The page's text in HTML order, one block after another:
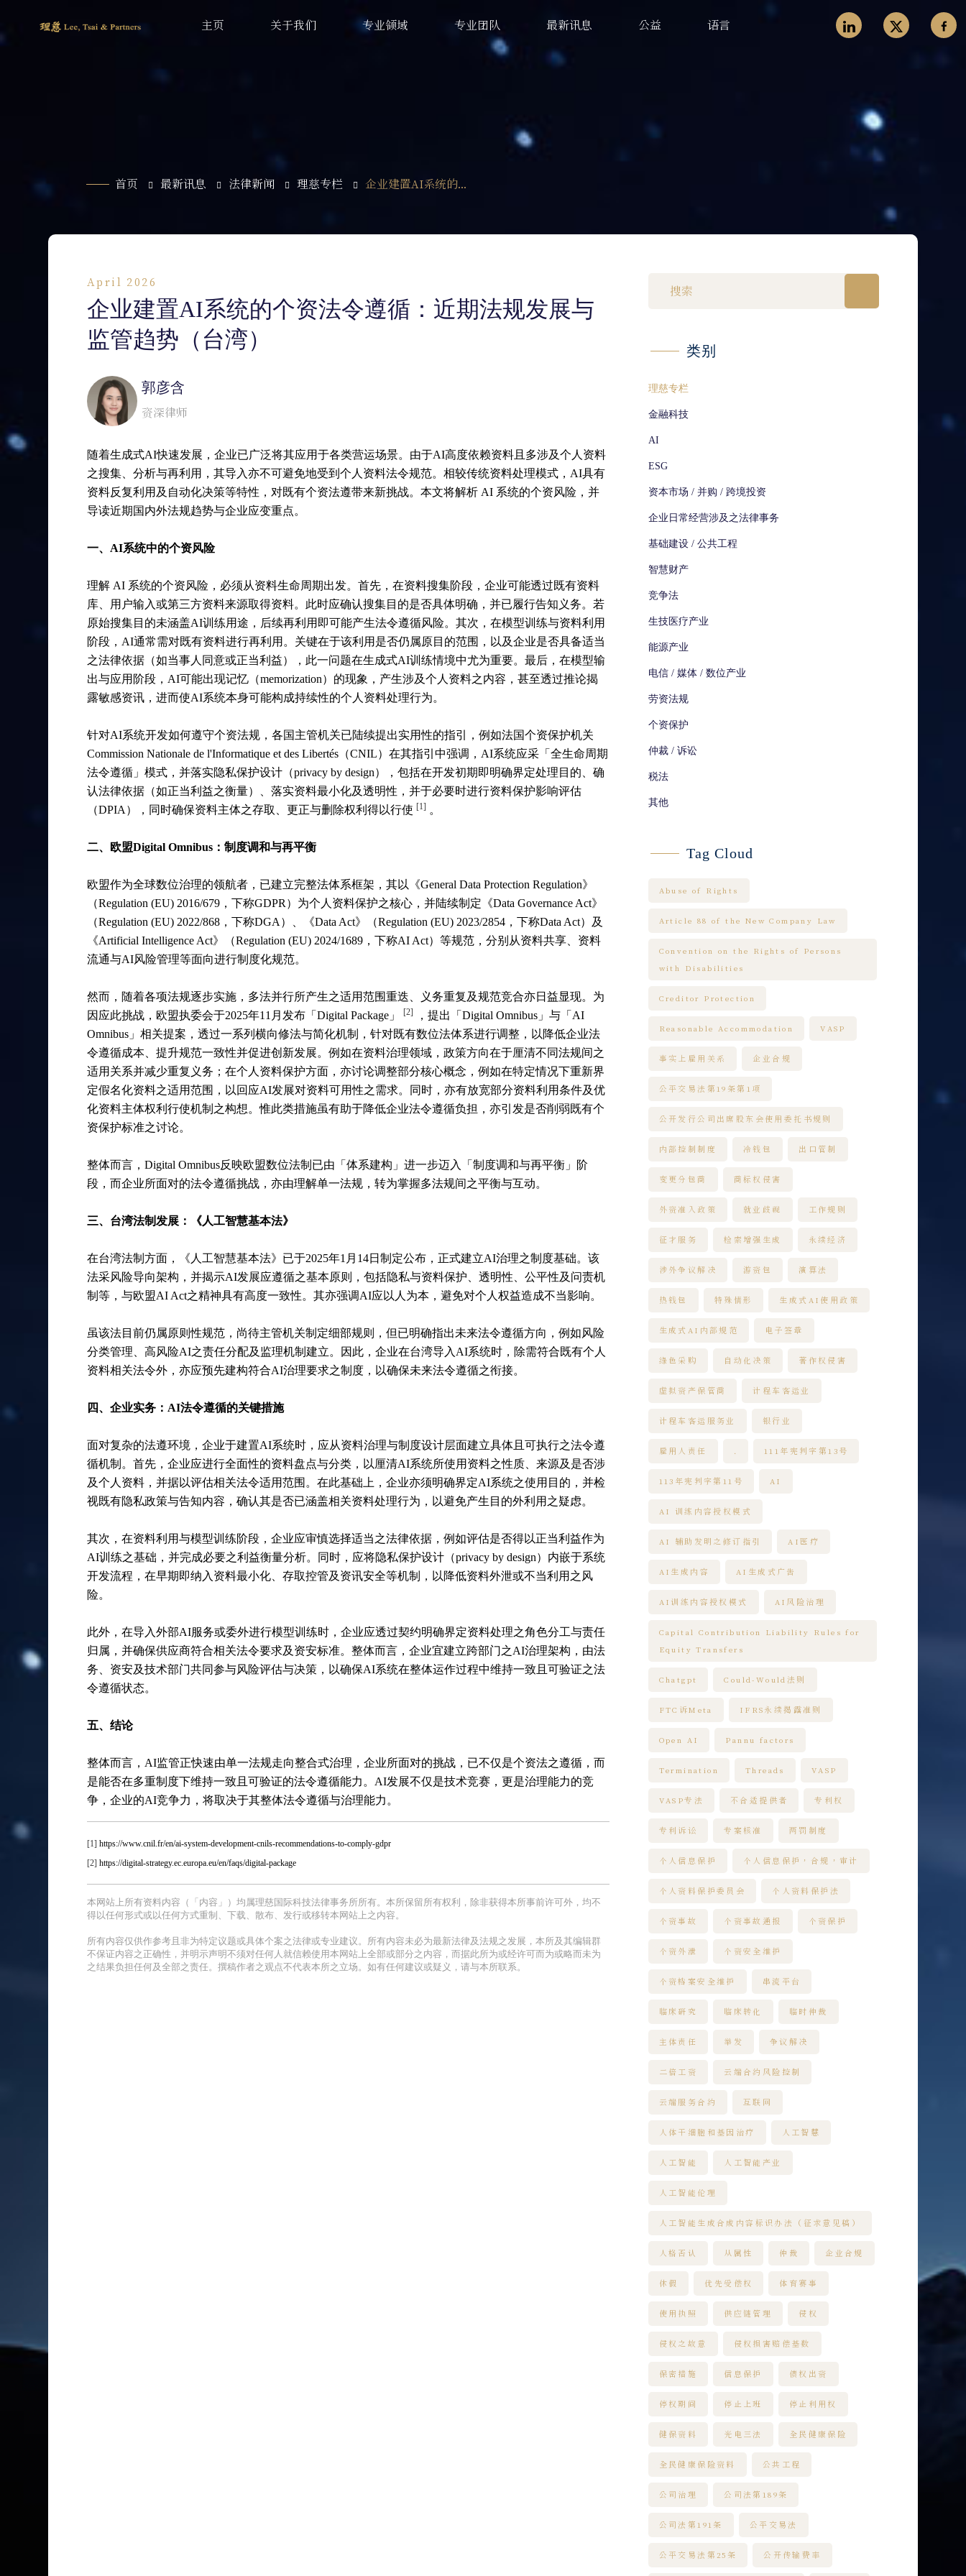
主页 关于我们 专业领域 专业团队 最新讯息 公益 语言
首页 最新讯息 法律新闻 理慈专栏 企业建置AI系统的...
April 2026
企业建置AI系统的个资法令遵循：近期法规发展与
监管趋势（台湾）
郭彦含
资深律师
随着生成式AI快速发展，企业已广泛将其应用于各类营运场景。由于AI高度依赖资料且多涉及个人资料
之搜集、分析与再利用，其导入亦不可避免地受到个人资料法令规范。相较传统资料处理模式，AI具有
资料反复利用及自动化决策等特性，对既有个资法遵带来新挑战。本文将解析 AI 系统的个资风险，并
导读近期国内外法规趋势与企业应变重点。
一、AI系统中的个资风险
理解 AI 系统的个资风险，必须从资料生命周期出发。首先，在资料搜集阶段，企业可能透过既有资料
库、用户输入或第三方资料来源取得资料。此时应确认搜集目的是否具体明确，并已履行告知义务。若
原始搜集目的未涵盖AI训练用途，后续再利用即可能产生法令遵循风险。其次，在模型训练与资料利用
阶段，AI通常需对既有资料进行再利用。关键在于该利用是否仍属原目的范围，以及企业是否具备适当
之法律依据（如当事人同意或正当利益），此一问题在生成式AI训练情境中尤为重要。最后，在模型输
出与应用阶段，AI可能出现记忆（memorization）的现象，产生涉及个人资料之内容，甚至透过推论揭
露敏感资讯，进而使AI系统本身可能构成持续性的个人资料处理行为。
针对AI系统开发如何遵守个资法规，各国主管机关已陆续提出实用性的指引，例如法国个资保护机关
Commission Nationale de l'Informatique et des Libertés（CNIL）在其指引中强调，AI系统应采「全生命周期
法令遵循」模式，并落实隐私保护设计（privacy by design），包括在开发初期即明确界定处理目的、确
认法律依据（如正当利益之衡量）、落实资料最小化及透明性，并于必要时进行资料保护影响评估
（DPIA），同时确保资料主体之存取、更正与删除权利得以行使 [1] 。
二、欧盟Digital Omnibus：制度调和与再平衡
欧盟作为全球数位治理的领航者，已建立完整法体系框架，其以《General Data Protection Regulation》
（Regulation (EU) 2016/679，下称GDPR）为个人资料保护之核心，并陆续制定《Data Governance Act》
（Regulation (EU) 2022/868，下称DGA）、《Data Act》（Regulation (EU) 2023/2854，下称Data Act）及
《Artificial Intelligence Act》（Regulation (EU) 2024/1689，下称AI Act）等规范，分别从资料共享、资料
流通与AI风险管理等面向进行制度化规范。
然而，随着各项法规逐步实施，多法并行所产生之适用范围重迭、义务重复及规范竞合亦日益显现。为
因应此挑战，欧盟执委会于2025年11月发布「Digital Package」
[2]
，提出「Digital Omnibus」与「AI
Omnibus」相关提案，透过一系列横向修法与简化机制，针对既有数位法体系进行调整，以降低企业法
令遵循成本、提升规范一致性并促进创新发展。例如在资料治理领域，政策方向在于厘清不同法规间之
适用关系并减少重复义务；在个人资料保护方面，亦讨论调整部分核心概念，例如在特定情况下重新界
定假名化资料之适用范围，以回应AI发展对资料可用性之需求。同时，亦有放宽部分资料利用条件及优
化资料主体权利行使机制之构想。惟此类措施虽有助于降低企业法令遵循负担，亦引发是否削弱既有个
资保护标准之讨论。
整体而言，Digital Omnibus反映欧盟数位法制已由「体系建构」进一步迈入「制度调和与再平衡」阶
段，而企业所面对的法令遵循挑战，亦由理解单一法规，转为掌握多法规间之平衡与互动。
三、台湾法制发展：《人工智慧基本法》
在台湾法制方面，《人工智慧基本法》已于2025年1月14日制定公布，正式建立AI治理之制度基础。该
法采风险导向架构，并揭示AI发展应遵循之基本原则，包括隐私与资料保护、透明性、公平性及问责机
制等，与欧盟AI Act之精神具有高度一致性。其亦强调AI应以人为本，避免对个人权益造成不当影响。
虽该法目前仍属原则性规范，尚待主管机关制定细部规则，但已明确指出未来法令遵循方向，例如风险
分类管理、高风险AI之责任分配及监理机制建立。因此，企业在台湾导入AI系统时，除需符合既有个人
资料相关法令外，亦应预先建构符合AI治理要求之制度，以确保未来法令遵循之衔接。
四、企业实务：AI法令遵循的关键措施
面对复杂的法遵环境，企业于建置AI系统时，应从资料治理与制度设计层面建立具体且可执行之法令遵
循机制。首先，企业应进行全面性的资料盘点与分类，以厘清AI系统所使用资料之性质、来源及是否涉
及个人资料，并据以评估相关法令适用范围。在此基础上，企业亦须明确界定AI系统之使用目的，并检
视既有隐私政策与告知内容，确认其是否已涵盖相关资料处理行为，以避免产生目的外利用之疑虑。
其次，在资料利用与模型训练阶段，企业应审慎选择适当之法律依据，例如评估是否得以正当利益作为
AI训练之基础，并完成必要之利益衡量分析。同时，应将隐私保护设计（privacy by design）内嵌于系统
开发流程，在早期即纳入资料最小化、存取控管及资讯安全等机制，以降低资料外泄或不当利用之风
险。
此外，在导入外部AI服务或委外进行模型训练时，企业应透过契约明确界定资料处理之角色分工与责任
归属，并确保供应商符合相关法令要求及资安标准。整体而言，企业宜建立跨部门之AI治理架构，由法
务、资安及技术部门共同参与风险评估与决策，以确保AI系统在整体运作过程中维持一致且可验证之法
令遵循状态。
五、结论
整体而言，AI监管正快速由单一法规走向整合式治理，企业所面对的挑战，已不仅是个资法之遵循，而
是能否在多重制度下维持一致且可验证的法令遵循能力。AI发展不仅是技术竞赛，更是治理能力的竞
争，企业的AI竞争力，将取决于其整体法令遵循与治理能力。
[1] https://www.cnil.fr/en/ai-system-development-cnils-recommendations-to-comply-gdpr
[2] https://digital-strategy.ec.europa.eu/en/faqs/digital-package
本网站上所有资料内容（「内容」）均属理慈国际科技法律事务所所有。本所保留所有权利，除非获得本所事前许可外，均不
得以任何形式或以任何方式重制、下载、散布、发行或移转本网站上之内容。
所有内容仅供作参考且非为特定议题或具体个案之法律或专业建议。所有内容未必为最新法律及法规之发展，本所及其编辑群
不保证内容之正确性，并明示声明不须对任何人就信赖使用本网站上全部或部分之内容，而据此所为或经许可而为或略而未为
之结果负担任何及全部之责任。撰稿作者之观点不代表本所之立场。如有任何建议或疑义，请与本所联系。
类别
理慈专栏
金融科技
AI
ESG
资本市场 / 并购 / 跨境投资
企业日常经营涉及之法律事务
基础建设 / 公共工程
智慧财产
竞争法
生技医疗产业
能源产业
电信 / 媒体 / 数位产业
劳资法规
个资保护
仲裁 / 诉讼
税法
其他
Tag Cloud
Abuse of Rights
Article 88 of the New Company Law
Convention on the Rights of Persons
with Disabilities
Creditor Protection
Reasonable Accommodation VASP
事实上雇用关系 企业合规
公平交易法第19条第1项
公开发行公司出席股东会使用委托书规则
内部控制制度 冷钱包 出口管制
变更分包商 商标权侵害
外资准入政策 就业歧视 工作规则
征才服务 检索增强生成 永续经济
涉外争议解决 游资包 演算法
热钱包 特殊情形 生成式AI使用政策
生成式AI内部规范 电子签章
绿色采购 自动化决策 著作权侵害
虚拟资产保管商 计程车客运业
计程车客运服务业 银行业
雇用人责任 111年宪判字第13号
113年宪判字第11号 AI
AI 训练内容授权模式
AI 辅助发明之修订指引 AI医疗
AI生成内容 AI生成式广告
AI训练内容授权模式 AI风险治理
Capital Contribution Liability Rules for
Equity Transfers
Chatgpt Could-Would法则
FTC诉Meta IFRS永续揭露准则
Open AI Pannu factors
Termination Threads VASP
VASP专法 不合适提供者 专利权
专利诉讼 专案核准 两罚制度
个人信息保护 个人信息保护，合规，审计
个人资料保护委员会 个人资料保护法
个资事故 个资事故通报 个资保护
个资外泄 个资安全维护
个资档案安全维护 串流平台
临床研究 临床转化 临时仲裁
主体责任 举发 争议解决
二倍工资 云端合约风险控制
云端服务合约 互联网
人体干细胞和基因治疗 人工智慧
人工智能 人工智能产业
人工智能伦理
人工智能生成合成内容标识办法（征求意见稿）
人格否认 从属性 仲裁 企业合规
休假 优先受偿权 体育赛事
使用执照 供应链管理 侵权
侵权之故意 侵权损害赔偿基数
保密措施 信息保护 债权出资
停权期间 停止上班 停止利用权
健保资料 光电三法 全民健康保险
全民健康保险资料 公共工程
公司治理 公司法第189条
公司法第191条 公平交易法
公平交易法第25条 公开传输费率